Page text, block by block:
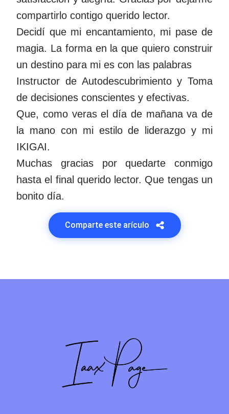
compartirlo contigo querido lector.
Decidí que mi encantamiento, mi pase de
magia. La forma en la que quiero construir
un destino para mi es con las palabras
Instructor de Autodescubrimiento y Toma
de decisiones conscientes y efectivas.
Que, como veras el día de mañana va de
la mano con mi estilo de liderazgo y mi
IKIGAI.
Muchas gracias por quedarte conmigo
hasta el final querido lector. Que tengas un
bonito día.
Comparte este arículo